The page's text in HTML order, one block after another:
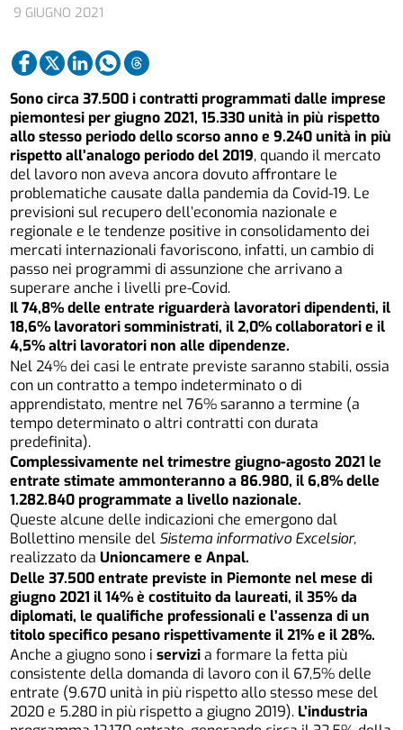
9 GIUGNO 2021
Sono circa 37.500 i contratti programmati dalle imprese
piemontesi per giugno 2021, 15.330 unità in più rispetto
allo stesso periodo dello scorso anno e 9.240 unità in più
rispetto all’analogo periodo del 2019, quando il mercato
del lavoro non aveva ancora dovuto affrontare le
problematiche causate dalla pandemia da Covid-19. Le
previsioni sul recupero dell’economia nazionale e
regionale e le tendenze positive in consolidamento dei
mercati internazionali favoriscono, infatti, un cambio di
passo nei programmi di assunzione che arrivano a
superare anche i livelli pre-Covid.
Il 74,8% delle entrate riguarderà lavoratori dipendenti, il
18,6% lavoratori somministrati, il 2,0% collaboratori e il
4,5% altri lavoratori non alle dipendenze.
Nel 24% dei casi le entrate previste saranno stabili, ossia
con un contratto a tempo indeterminato o di
apprendistato, mentre nel 76% saranno a termine (a
tempo determinato o altri contratti con durata
predefinita).
Complessivamente nel trimestre giugno-agosto 2021 le
entrate stimate ammonteranno a 86.980, il 6,8% delle
1.282.840 programmate a livello nazionale.
Queste alcune delle indicazioni che emergono dal
Bollettino mensile del Sistema informativo Excelsior,
realizzato daUnioncamere e Anpal.
Delle 37.500 entrate previste in Piemonte nel mese di
giugno 2021 il 14% è costituito da laureati, il 35% da
diplomati, le qualifiche professionali e l’assenza di un
titolo specifico pesano rispettivamente il 21% e il 28%.
Anche a giugno sono iservizia formare la fetta più
consistente della domanda di lavoro con il 67,5% delle
entrate (9.670 unità in più rispetto allo stesso mese del
2020 e 5.280 in più rispetto a giugno 2019). L’industria